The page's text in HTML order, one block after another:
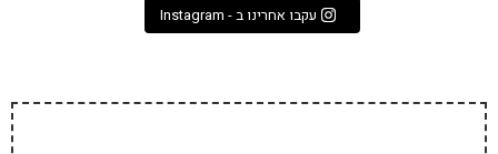
עקבו אחרינו ב - Instagram